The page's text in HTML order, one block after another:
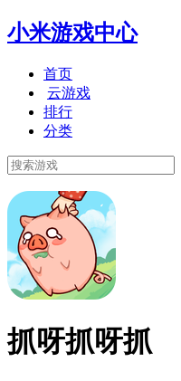
小米游戏中心
首页
云游戏
排行
分类
抓呀抓呀抓